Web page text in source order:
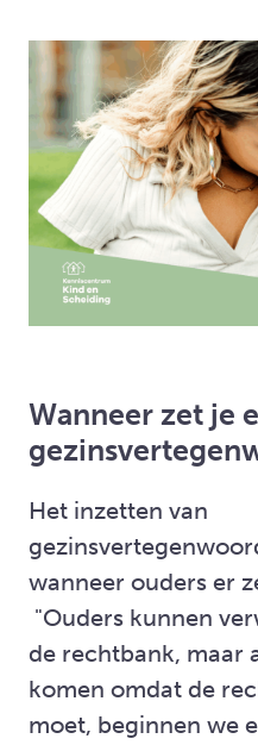
Wanneer zet je
Het inzetten van
wanneer ouders er
"Ouders kunnen
de rechtbank, maar
komen omdat de
moet, beginnen we